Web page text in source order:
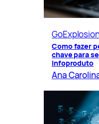
Como fazer
chave para
infoproduto
Ana